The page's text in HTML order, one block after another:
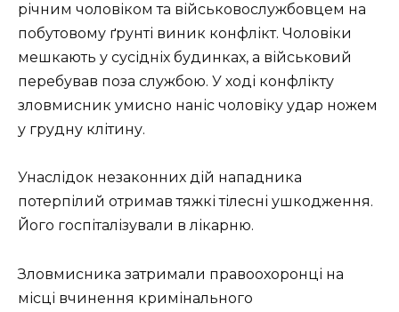
річним чоловіком та військовослужбовцем на
побутовому ґрунті виник конфлікт. Чоловіки
мешкають у сусідніх будинках, а військовий
перебував поза службою. У ході конфлікту
зловмисник умисно наніс чоловіку удар ножем
у грудну клітину.
Унаслідок незаконних дій нападника
потерпілий отримав тяжкі тілесні ушкодження.
Його госпіталізували в лікарню.
Зловмисника затримали правоохоронці на
місці вчинення кримінального